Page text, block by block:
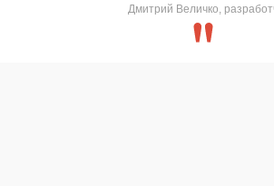
Дмитрий Величко,